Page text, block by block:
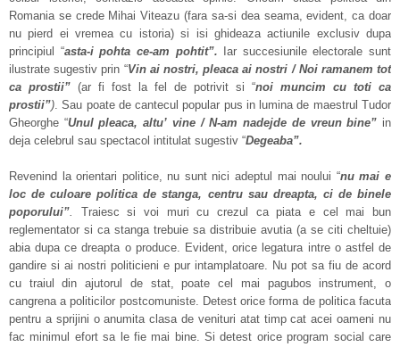
Romania se crede Mihai Viteazu (fara sa-si dea seama, evident, ca doar
nu pierd ei vremea cu istoria) si isi ghideaza actiunile exclusiv dupa
principiul “asta-i pohta ce-am pohtit”.
Iar succesiunile electorale sunt
ilustrate sugestiv prin “Vin ai nostri, pleaca ai nostri / Noi ramanem tot
ca prostii” (ar fi fost la fel de potrivit si “noi muncim cu toti ca
prostii”). Sau poate de cantecul popular pus in lumina de maestrul Tudor
Gheorghe “Unul pleaca, altu’ vine / N-am nadejde de vreun bine” in
deja celebrul sau spectacol intitulat sugestiv “Degeaba”.
Revenind la orientari politice, nu sunt nici adeptul mai noului “nu mai e
loc de culoare politica de stanga, centru sau dreapta, ci de binele
poporului”. Traiesc si voi muri cu crezul ca piata e cel mai bun
reglementator si ca stanga trebuie sa distribuie avutia (a se citi cheltuie)
abia dupa ce dreapta o produce. Evident, orice legatura intre o astfel de
gandire si ai nostri politicieni e pur intamplatoare. Nu pot sa fiu de acord
cu traiul din ajutorul de stat, poate cel mai pagubos instrument, o
cangrena a politicilor postcomuniste. Detest orice forma de politica facuta
pentru a sprijini o anumita clasa de venituri atat timp cat acei oameni nu
fac minimul efort sa le fie mai bine. Si detest orice program social care